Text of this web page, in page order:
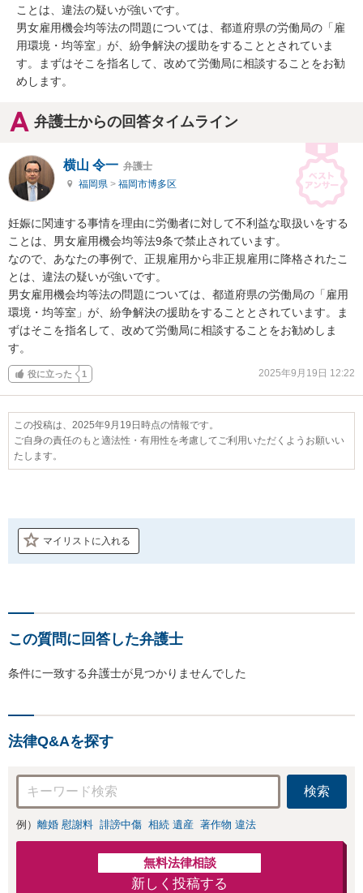
ことは、違法の疑いが強いです。
男女雇用機会均等法の問題については、都道府県の労働局の「雇
用環境・均等室」が、紛争解決の援助をすることとされていま
す。まずはそこを指名して、改めて労働局に相談することをお勧
めします。
弁護士からの回答タイムライン
横山 令一 弁護士
福岡県 > 福岡市博多区
妊娠に関連する事情を理由に労働者に対して不利益な取扱いをする
ことは、男女雇用機会均等法9条で禁止されています。
なので、あなたの事例で、正規雇用から非正規雇用に降格されたこ
とは、違法の疑いが強いです。
男女雇用機会均等法の問題については、都道府県の労働局の「雇用
環境・均等室」が、紛争解決の援助をすることとされています。ま
ずはそこを指名して、改めて労働局に相談することをお勧めしま
す。
役に立った 1 2025年9月19日 12:22
この投稿は、2025年9月19日時点の情報です。
ご自身の責任のもと適法性・有用性を考慮してご利用いただくようお願いい
たします。
マイリストに入れる
この質問に回答した弁護士
条件に一致する弁護士が見つかりませんでした
法律Q&Aを探す
検索
例） 離婚 慰謝料 誹謗中傷 相続 遺産 著作物 違法
無料法律相談
新しく投稿する